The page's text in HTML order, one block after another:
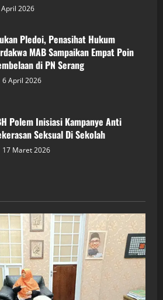
2026
Pledoi, Penasihat Hukum
MAB Sampaikan Empat Poin
di PN Serang
6 April 2026
Polem Inisiasi Kampanye Anti
Seksual Di Sekolah
17 Maret 2026